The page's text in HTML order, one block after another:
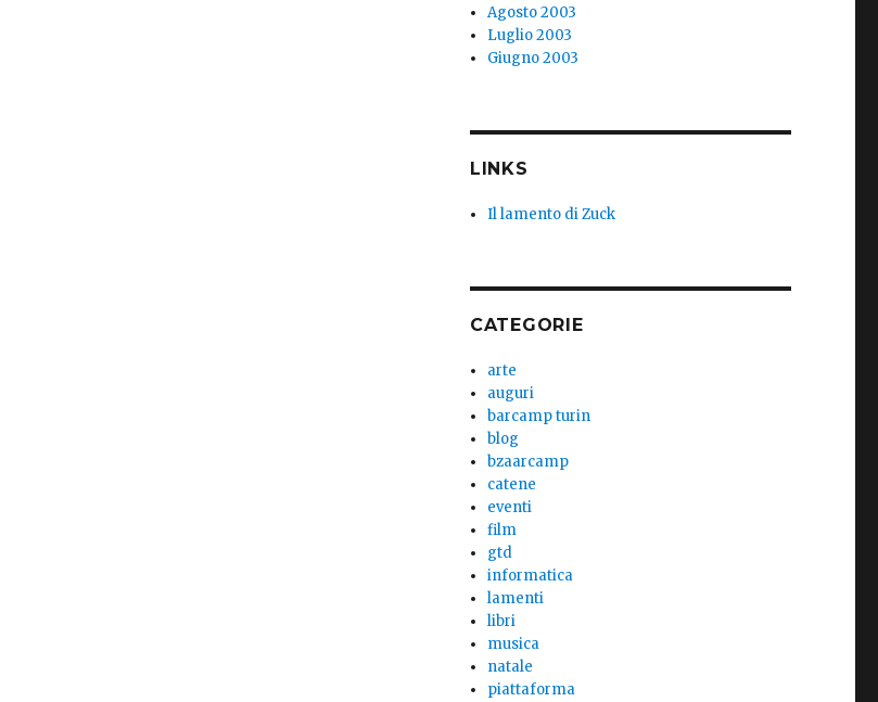
Agosto 2003
Luglio 2003
Giugno 2003
LINKS
Il lamento di Zuck
CATEGORIE
arte
auguri
barcamp turin
blog
bzaarcamp
catene
eventi
film
gtd
informatica
lamenti
libri
musica
natale
piattaforma